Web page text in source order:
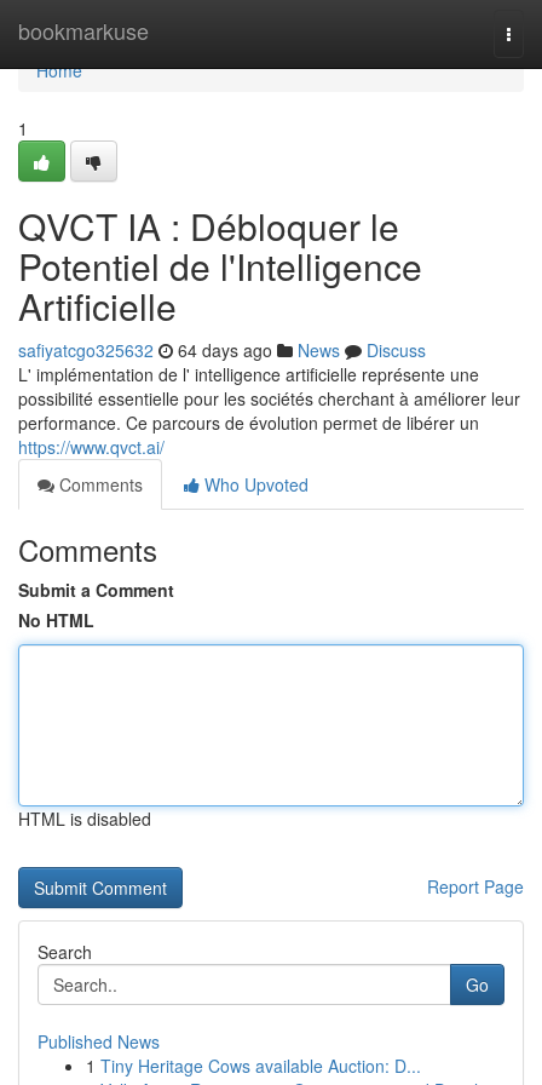
bookmarkuse
Home
Home
1
QVCT IA : Débloquer le
Potentiel de l'Intelligence
Artificielle
safiyatcgo325632 64 days ago News
Discuss
L' implémentation de l' intelligence artificielle représente une
possibilité essentielle pour les sociétés cherchant à améliorer leur
performance. Ce parcours de évolution permet de libérer un
https://www.qvct.ai/
Comments
Who Upvoted
Comments
Submit a Comment
No HTML
HTML is disabled
Report Page
Search
Go
Published News
1 Tiny Heritage Cows available Auction: D...